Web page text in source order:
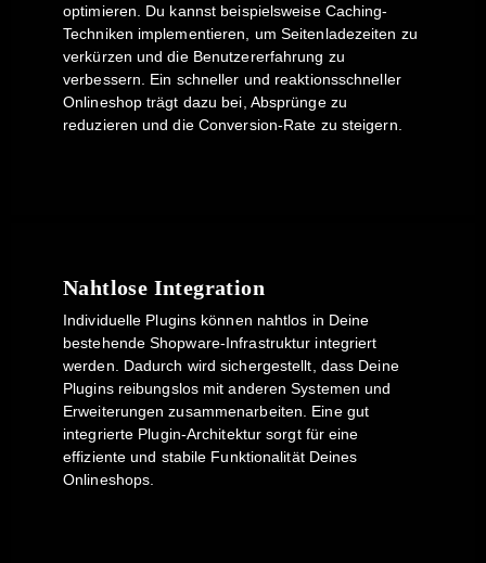
optimieren. Du kannst beispielsweise Caching-
Techniken implementieren, um Seitenladezeiten zu
verkürzen und die Benutzererfahrung zu
verbessern. Ein schneller und reaktionsschneller
Onlineshop trägt dazu bei, Absprünge zu
reduzieren und die Conversion-Rate zu steigern.
Nahtlose Integration
Individuelle Plugins können nahtlos in Deine
bestehende Shopware-Infrastruktur integriert
werden. Dadurch wird sichergestellt, dass Deine
Plugins reibungslos mit anderen Systemen und
Erweiterungen zusammenarbeiten. Eine gut
integrierte Plugin-Architektur sorgt für eine
effiziente und stabile Funktionalität Deines
Onlineshops.